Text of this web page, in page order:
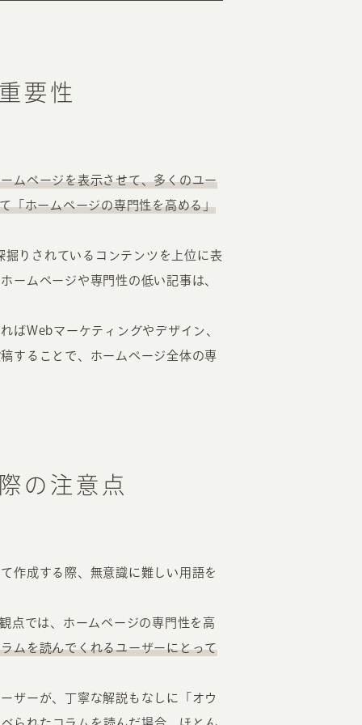
要性
ムページを表示させて、多くのユー
「ホームページの専門性を高める」
りされているコンテンツを上位に表
ームページや専門性の低い記事は、
ばWebマーケティングやデザイン、
することで、ホームページ全体の専
の注意点
作成する際、無意識に難しい用語を
点では、ホームページの専門性を高
ムを読んでくれるユーザーにとって
ザーが、丁寧な解説もなしに「オウ